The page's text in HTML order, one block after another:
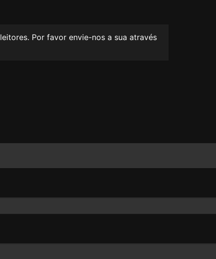
Por favor envie-nos a sua através